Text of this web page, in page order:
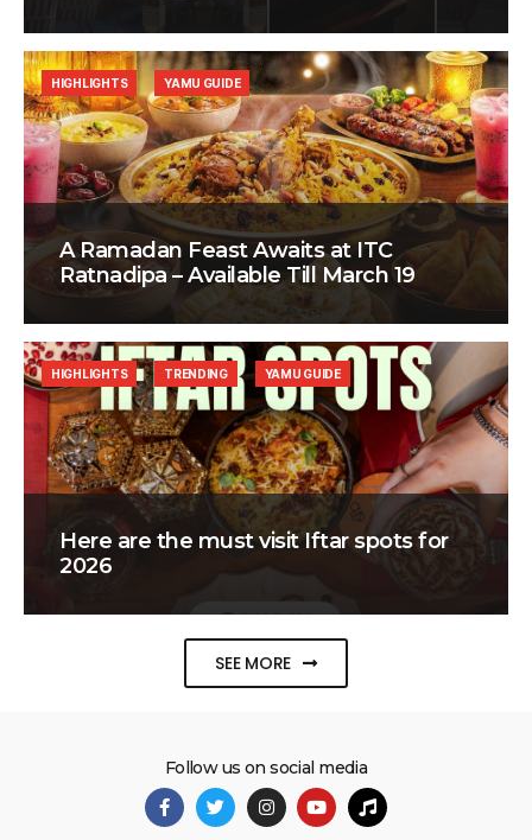
A Ramadan Feast Awaits at ITC
Ratnadipa – Available Till March 19
HIGHLIGHTS YAMU GUIDE
Here are the must visit Iftar spots for
2026
HIGHLIGHTS TRENDING YAMU GUIDE
SEE MORE
Follow us on social media